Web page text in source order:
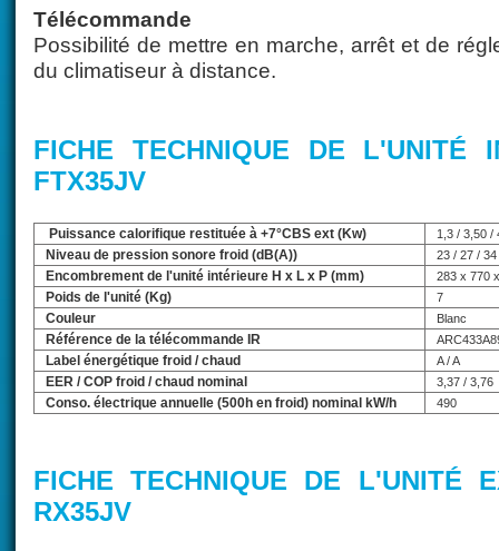
Télécommande
Possibilité de mettre en marche, arrêt et de
du climatiseur à distance.
FICHE TECHNIQUE DE L'UNITÉ
FTX35JV
Puissance calorifique restituée à +7°CBS ext (Kw) 1,3 / 3,50 /
Niveau de pression sonore froid (dB(A)) 23 / 27 / 34
Encombrement de l'unité intérieure H x L x P (mm) 283 x 770
Poids de l'unité (Kg) 7
Couleur Blanc
Référence de la télécommande IR
Label énergétique froid / chaud A / A
EER / COP froid / chaud nominal 3,37 / 3,76
Conso. électrique annuelle (500h en froid) nominal kW/h 490
FICHE TECHNIQUE DE L'UNITÉ
RX35JV